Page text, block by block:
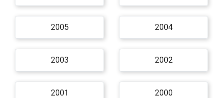
2005 2004
2003 2002
2001 2000